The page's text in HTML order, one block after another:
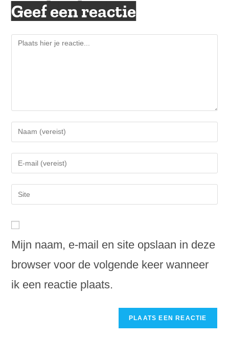
Geef een reactie
Reactie
je
naam
om
reageren
je
e-
mail
om
kunnen
reageren
je
URL
in
(optioneel)
Mijn naam, e-mail en site opslaan in deze
browser voor de volgende keer wanneer
ik een reactie plaats.